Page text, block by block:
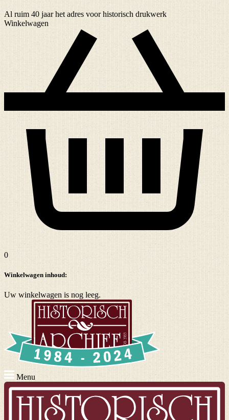
Al ruim 40 jaarhet adres voor historisch drukwerk
Winkelwagen
0
Winkelwagen inhoud:
Uw winkelwagen is nog leeg.
Menu